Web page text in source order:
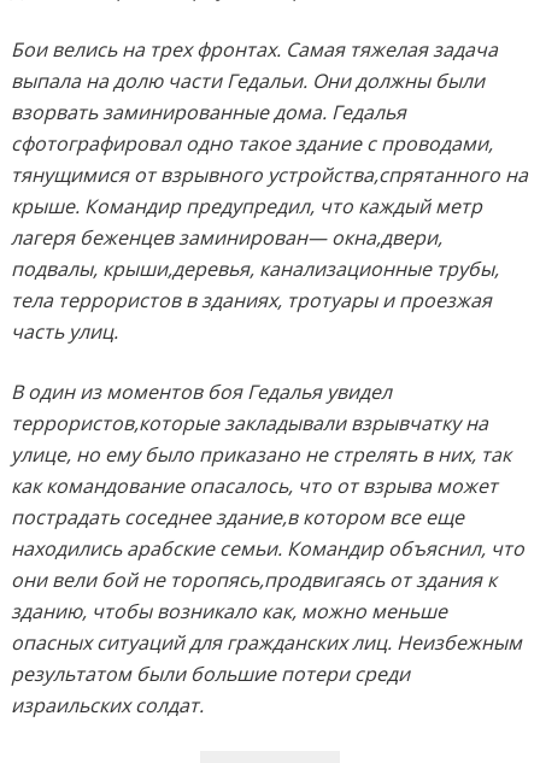
Бои велись на трех фронтах. Самая тяжелая задача
выпала на долю части Гедальи. Они должны были
взорвать заминированные дома. Гедалья
сфотографировал одно такое здание с проводами,
тянущимися от взрывного устройства,спрятанного на
крыше. Командир предупредил, что каждый метр
лагеря беженцев заминирован— окна,двери,
подвалы, крыши,деревья, канализационные трубы,
тела террористов в зданиях, тротуары и проезжая
часть улиц.
В один из моментов боя Гедалья увидел
террористов,которые закладывали взрывчатку на
улице, но ему было приказано не стрелять в них, так
как командование опасалось, что от взрыва может
пострадать соседнее здание,в котором все еще
находились арабские семьи. Командир объяснил, что
они вели бой не торопясь,продвигаясь от здания к
зданию, чтобы возникало как, можно меньше
опасных ситуаций для гражданских лиц. Неизбежным
результатом были большие потери среди
израильских солдат.